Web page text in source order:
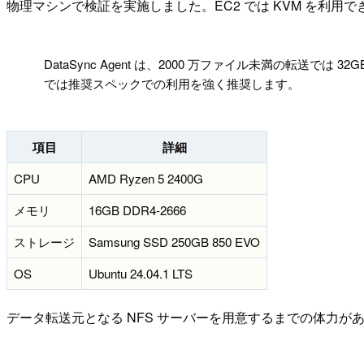
物理マシンで検証を実施しました。EC2 では KVM を利用で
DataSync Agent は、2000 万ファイル未満の転送では
では推奨スペックでの利用を強く推奨します。
項目 詳細
CPU
AMD Ryzen 5 2400G
メモリ
16GB DDR4-2666
ストレージ
Samsung SSD 250GB 850 EVO
OS
Ubuntu 24.04.1 LTS
データ転送元となる NFS サーバーを用意するまでの体力が